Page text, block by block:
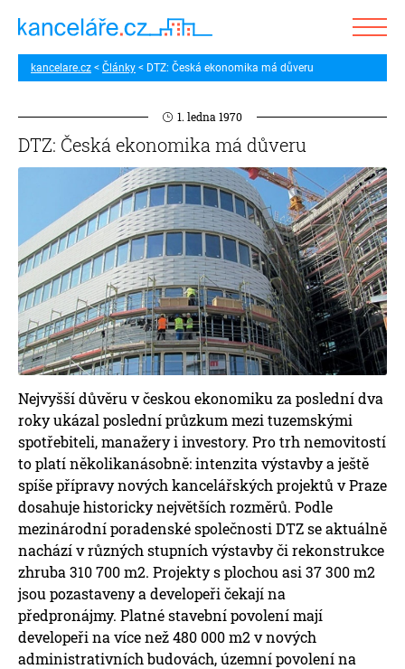
kancelare.cz Články DTZ: Česká ekonomika má důveru
1. ledna 1970
DTZ: Česká ekonomika má důveru
Nejvyšší důvěru v českou ekonomiku za poslední dva
roky ukázal poslední průzkum mezi tuzemskými
spotřebiteli, manažery i investory. Pro trh nemovitostí
to platí několikanásobně: intenzita výstavby a ještě
spíše přípravy nových kancelářských projektů v Praze
dosahuje historicky největších rozměrů. Podle
mezinárodní poradenské společnosti DTZ se aktuálně
nachází v různých stupních výstavby či rekonstrukce
zhruba 310 700 m2. Projekty s plochou asi 37 300 m2
jsou pozastaveny a developeři čekají na
předpronájmy. Platné stavební povolení mají
developeři na více než 480 000 m2 v nových
administrativních budovách, územní povolení na